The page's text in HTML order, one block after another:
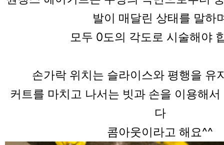
발이 매달린 상태를 말하
모두 0도의 각도로 시술해야
손가락 위치는 슬라이스와 평행을 유
커트를 마치고 나서는 빗과 손을 이용해
다
콤아웃이라고 해요^^